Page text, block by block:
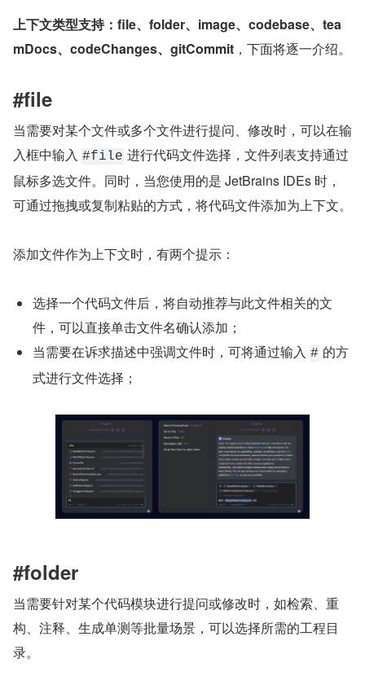
上下文类型支持：file、folder、image、codebase、tea
mDocs、codeChanges、gitCommit ，下面将逐一介绍。
#file
当需要对某个文件或多个文件进行提问、修改时，可以在输
入框中输入 #file 进行代码文件选择，文件列表支持通过
鼠标多选文件。同时，当您使用的是 JetBrains IDEs 时，
可通过拖拽或复制粘贴的方式，将代码文件添加为上下文。
添加文件作为上下文时，有两个提示：
选择一个代码文件后，将自动推荐与此文件相关的文
件，可以直接单击文件名确认添加；
当需要在诉求描述中强调文件时，可将通过输入 # 的方
式进行文件选择；
#folder
当需要针对某个代码模块进行提问或修改时，如检索、重
构、注释、生成单测等批量场景，可以选择所需的工程目
录。